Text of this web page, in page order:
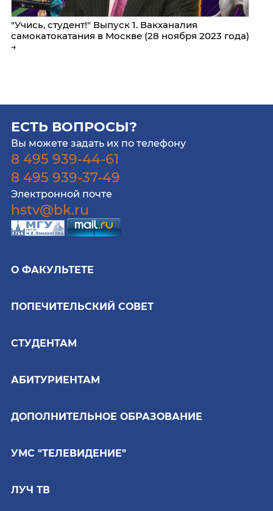
"Учись, студент!" Выпуск 1. Вакханалия
самокатокатания в Москве (28 ноября 2023 года)
→
ЕСТЬ ВОПРОСЫ?
Вы можете задать их по телефону
8 495 939-44-61
8 495 939-37-49
Электронной почте
hstv@bk.ru
О ФАКУЛЬТЕТЕ
ПОПЕЧИТЕЛЬСКИЙ СОВЕТ
СТУДЕНТАМ
АБИТУРИЕНТАМ
ДОПОЛНИТЕЛЬНОЕ ОБРАЗОВАНИЕ
УМС "ТЕЛЕВИДЕНИЕ"
ЛУЧ ТВ